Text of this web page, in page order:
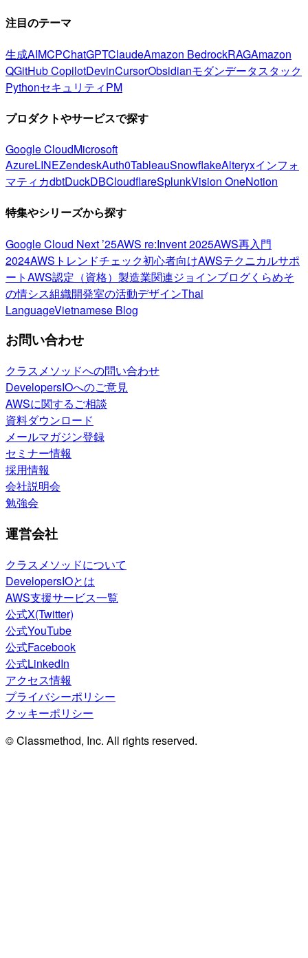
注目のテーマ
生成AIMCPChatGPTClaudeAmazon BedrockRAGAmazon
QGitHub CopilotDevinCursorObsidianモダンデータスタック
PythonセキュリティPM
プロダクトやサービスで探す
Google CloudMicrosoft
AzureLINEZendeskAuth0TableauSnowflakeAlteryxインフォ
マティカdbtDuckDBCloudflareSplunkVision OneNotion
特集やシリーズから探す
Google Cloud Next ’25AWS re:Invent 2025AWS再入門
2024AWSトレンドチェック初心者向けAWSテクニカルサポ
ートAWS認定（資格） 製造業関連ジョインブログくらめそ
の情シス組織開発室の活動デザインThai
LanguageVietnamese Blog
お問い合わせ
クラスメソッドへの問い合わせ
DevelopersIOへのご意見
AWSに関するご相談
資料ダウンロード
メールマガジン登録
セミナー情報
採用情報
会社説明会
勉強会
運営会社
クラスメソッドについて
DevelopersIOとは
AWS支援サービス一覧
公式X(Twitter)
公式YouTube
公式Facebook
公式LinkedIn
アクセス情報
プライバシーポリシー
クッキーポリシー
© Classmethod, Inc. All rights reserved.